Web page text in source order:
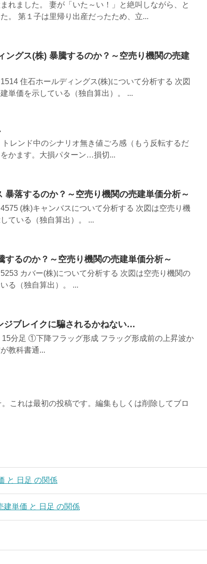
れました。 妻が「いた～い！」と絶叫しながら、と
。 第１子は里帰り出産だったため、立...
ングス(株) 暴騰するのか？～空売り機関の売建
住石ホールディングス(株)について分析する 次図
単価を示している（独自算出）。 ...
レンド中のシナリオ無き値ごろ感（もう反転するだ
かます。大損パターン…損切...
暴落するのか？～空売り機関の売建単価分析～
(株)キャンバスについて分析する 次図は空売り機
ている（独自算出）。 ...
するのか？～空売り機関の売建単価分析～
カバー(株)について分析する 次図は空売り機関の
る（独自算出）。 ...
ジブレイクに騙されるかねない…
分足 ①下降フラッグ形成 フラッグ形成前の上昇波か
教科書通...
これは最初の投稿です。編集もしくは削除してブロ
と 日足 の関係
建単価 と 日足 の関係